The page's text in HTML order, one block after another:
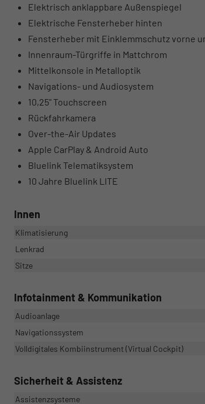
Elektrisch anklappbare Außenspiegel
Elektrische Fensterheber hinten
Fensterheber mit Einklemmschutz vorne
Innenraum-Türgriffe in Mattchrom
Mittelkonsole in Metalloptik
Navigations- und Audiosystem
10,25" Touchscreen
Rückfahrkamera
Over-the-Air Updates
Apple CarPlay & Android Auto
Bluelink Telematiksystem
10 Jahre Bluelink LITE
Innen
Klimatisierung
Lenkrad
Sitze
Infotainment & Kommunikation
Audioanlage
Navigationssystem
Volldigitales Kombiinstrument (Virtual Cockpit)
Sicherheit & Assistenz
Assistenzsysteme